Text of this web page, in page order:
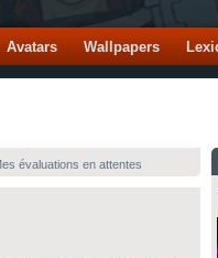
Avatars Wallpapers
évaluations en attentes